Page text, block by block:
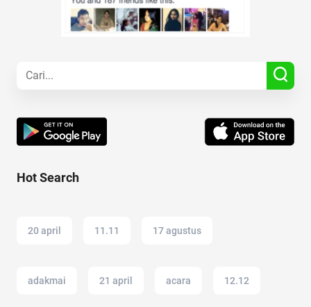
Hot Search
20 april 11.11 17 agustus
adakmai 21 april acara 12.12